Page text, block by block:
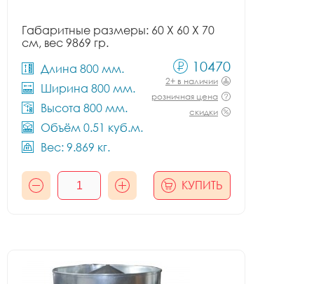
Габаритные размеры: 60 X 60 X 70
см, вес 9869 гр.
Длина 800 мм.
Ширина 800 мм.
Высота 800 мм.
Объём 0.51 куб.м.
Вес: 9.869 кг.
10470
2+ в наличии
розничная цена
скидки
КУПИТЬ